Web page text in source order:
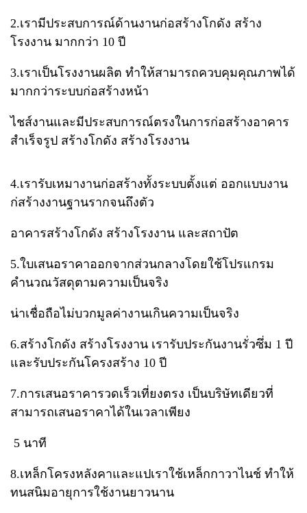
2.เรามีประสบการณ์​ด้านงานก่อสร้างโกดัง สร้าง
โรงงาน มากกว่า​ 10 ปี
3.เราเป็นโรงงานผลิต​ ทำให้สามารถควบคุมคุณภาพได้
มากกว่าระบบก่อสร้างหน้า
ไชส์งาน​และมีประสบการณ์ตรงในการก่อสร้างอาคาร
สำเร็จรูป สร้างโกดัง สร้างโรงงาน
4.เรารับเหมางานก่อสร้างทั้งระบบตั้งแต่​ ออกแบบ​งาน​
ก่สร้างงานฐานรากจนถึงตัว
อาคารสร้างโกดัง สร้างโรงงาน และสถาปัต
5.ใบเสนอราคาออกจากส่วนกลาง​โดยใช้โปรแกรม
คำนวณวัสดุตามความเป็นจริง​
น่าเชื่อถือ​ไม่บวกมูลค่างานเกินความเป็นจริง
6.สร้างโกดัง สร้างโรงงาน เรารับประกันงานรั่วซึ่ม​ 1 ปี​
และรับประกันโครงสร้าง​ 10 ปี
7.การเสนอราคารวดเร็วเที่ยงตรง​ เป็นบริษัทเดียวที่
สามารถเสนอราคาได้ในเวลาเพียง
​ 5 นาที
8.เหล็กโครงหลังคาและแป​เราใช้เหล็กกาวาไนช์​ ทำให้
ทนสนิมอายุการใช้งานยาวนาน​